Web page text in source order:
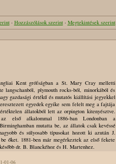
· Hozzászólások szerint· Megtekintések szerint
Kent grófságban a St. Mary Cray melletti
langschanból, plymouth rocks-ból, minorkából és
gazdasági értékű és mutatós kiállítási jegyekkel
egyedek egyike sem felelt meg a fajtája
állatokból lett az orpington kitenyésztve.
első alkalommal 1886-ban Londonban a
mutatta be, az állatok csak kevéssé
és súlyosabb típusokat hozott ki azután J.
őket. 1881-ben már megérkeztek az első fekete
dr. B. Blanckéhoz és H. Martenhez.
01-06